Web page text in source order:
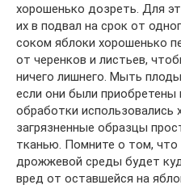
хорошенько дозреть. Для
их в подвал на срок от
соком яблоки хорошенько
от черенков и листьев,
ничего лишнего. Мыть
если они были приобретены
обработки использовались
загрязненные образцы
тканью. Помните о том, что
дрожжевой среды будет
вред от оставшейся на